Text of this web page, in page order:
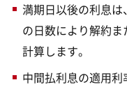
満期日以後の利息
の日数により解約
計算します。
中間払利息の適用利